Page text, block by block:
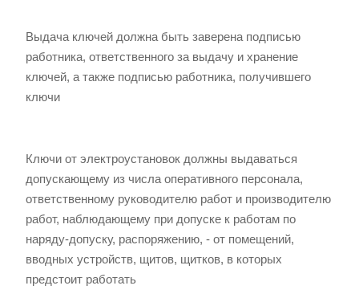
Выдача ключей должна быть заверена подписью
работника, ответственного за выдачу и хранение
ключей, а также подписью работника, получившего
ключи
Ключи от электроустановок должны выдаваться
допускающему из числа оперативного персонала,
ответственному руководителю работ и производителю
работ, наблюдающему при допуске к работам по
наряду-допуску, распоряжению, - от помещений,
вводных устройств, щитов, щитков, в которых
предстоит работать